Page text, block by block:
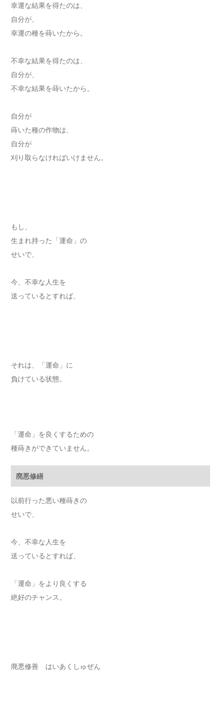
幸運な結果を得たのは、
自分が、
幸運の種を蒔いたから。
不幸な結果を得たのは、
自分が、
不幸な結果を蒔いたから。
自分が
蒔いた種の作物は、
自分が
刈り取らなければいけません。
もし、
生まれ持った「運命」の
せいで、
今、不幸な人生を
送っているとすれば、
それは、「運命」に
負けている状態。
「運命」を良くするための
種蒔きができていません。
廃悪修繕
以前行った悪い種蒔きの
せいで、
今、不幸な人生を
送っているとすれば、
「運命」をより良くする
絶好のチャンス。
廃悪修善 はいあくしゅぜん